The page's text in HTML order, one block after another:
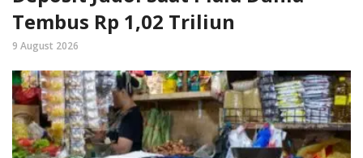
Tembus Rp 1,02 Triliun
9 August 2026